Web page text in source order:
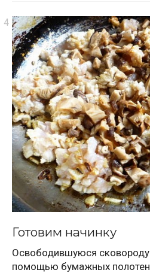
Готовим начинку
Освободившуюся сковороду
помощью бумажных